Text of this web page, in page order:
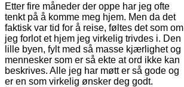
Etter fire måneder der oppe har jeg ofte
tenkt på å komme meg hjem. Men da det
faktisk var tid for å reise, føltes det som om
jeg forlot et hjem jeg virkelig trivdes i. Den
lille byen, fylt med så masse kjærlighet og
mennesker som er så ekte at ord ikke kan
beskrives. Alle jeg har møtt er så gode og
er en som virkelig ønsker deg godt.